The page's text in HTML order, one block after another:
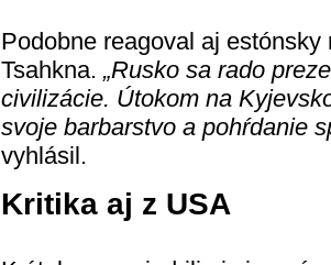
Podobne reagoval aj
Tsahkna. „Rusko sa rado
civilizácie. Útokom na
svoje barbarstvo a pohŕdanie
vyhlásil.
Kritika aj z USA